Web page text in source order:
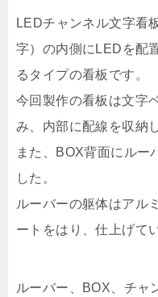
LEDチャンネル文字看
字）の内側にLEDを配
るタイプの看板です。
今回製作の看板は文字
み、内部に配線を収納
また、BOX背面にルー
した。
ルーバーの躯体はアル
ートをはり、仕上げて
ルーバー、BOX、チャ